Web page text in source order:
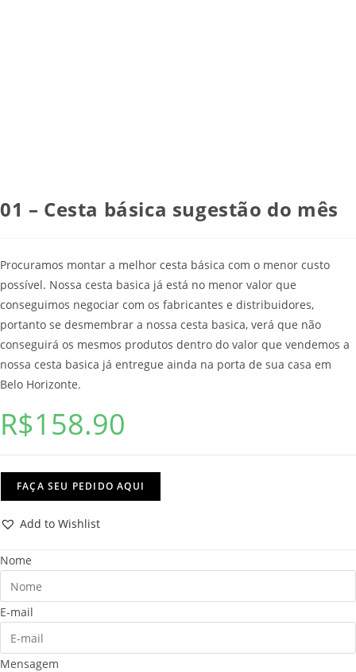
01 – Cesta básica sugestão do mês
Procuramos montar a melhor cesta básica com o menor custo
possível. Nossa cesta basica já está no menor valor que
conseguimos negociar com os fabricantes e distribuidores,
portanto se desmembrar a nossa cesta basica, verá que não
conseguirá os mesmos produtos dentro do valor que vendemos a
nossa cesta basica já entregue ainda na porta de sua casa em
Belo Horizonte.
R$158.90
FAÇA SEU PEDIDO AQUI
Add to Wishlist
Nome
E-mail
Mensagem